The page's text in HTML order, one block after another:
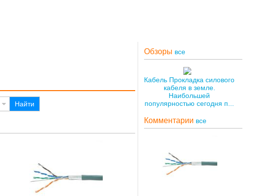
Найти
Обзоры все
Кабель Прокладка силового
кабеля в земле.
Наибольшей
популярностью сегодня п...
Комментарии все